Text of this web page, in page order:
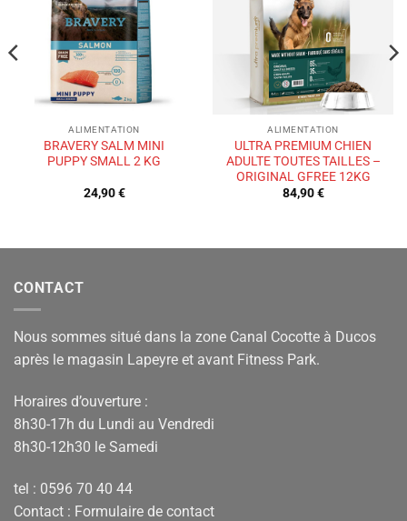
souhaits
ALIMENTATION
BRAVERY SALM MINI
PUPPY SMALL 2 KG
24,90€
souhaits
ALIMENTATION
ULTRA PREMIUM CHIEN
ADULTE TOUTES TAILLES –
ORIGINAL GFREE 12KG
84,90€
CONTACT
Nous sommes situé dans la zone Canal Cocotte à Ducos
après le magasin Lapeyre et avant Fitness Park.
Horaires d’ouverture :
8h30-17h du Lundi au Vendredi
8h30-12h30 le Samedi
tel : 0596 70 40 44
Contact : Formulaire de contact